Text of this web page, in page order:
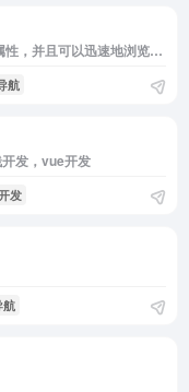
CSS VALUES是很方便地查找一个CSS属性，并且可以迅速地浏览可能的value值
航
发，vue开发
发
航